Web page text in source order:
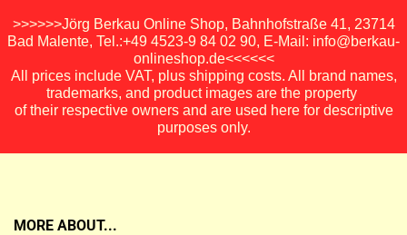
>>>>>>Jörg Berkau Online Shop, Bahnhofstraße 41, 23714
Bad Malente, Tel.:+49 4523-9 84 02 90, E-Mail: info@berkau-
onlineshop.de<<<<<<
All prices include VAT, plus shipping costs. All brand names,
trademarks, and product images are the property
of their respective owners and are used here for descriptive
purposes only.
MORE ABOUT...